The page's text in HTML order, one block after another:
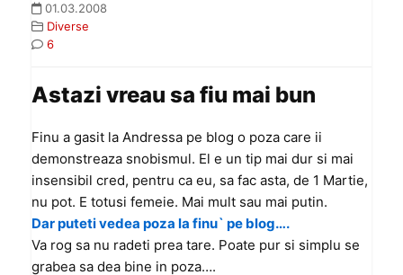
01.03.2008
Diverse
6
Astazi vreau sa fiu mai bun
Finu a gasit la Andressa pe blog o poza care ii
demonstreaza snobismul. El e un tip mai dur si mai
insensibil cred, pentru ca eu, sa fac asta, de 1 Martie,
nu pot. E totusi femeie. Mai mult sau mai putin.
Dar puteti vedea poza la finu` pe blog….
Va rog sa nu radeti prea tare. Poate pur si simplu se
grabea sa dea bine in poza….